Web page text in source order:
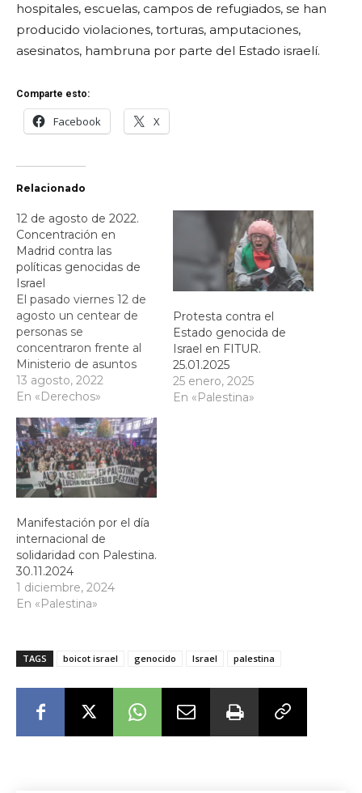
hospitales, escuelas, campos de refugiados, se han
producido violaciones, torturas, amputaciones,
asesinatos, hambruna por parte del Estado israelí.
Comparte esto:
Facebook X
Relacionado
12 de agosto de 2022.
Concentración en
Madrid contra las
políticas genocidas de
Israel
El pasado viernes 12 de
agosto un centear de
personas se
concentraron frente al
Ministerio de asuntos
exteriores en Madrid
para exigir medidas
último ataque criminal
contra la población civil
de Gaza. Los ataques de
la semana pasada
costaron la vida de 43
13 agosto, 2022
En «Derechos»
Protesta contra el
Estado genocida de
Israel en FITUR.
25.01.2025
25 enero, 2025
En «Palestina»
Manifestación por el día
internacional de
solidaridad con Palestina.
30.11.2024
1 diciembre, 2024
En «Palestina»
TAGS boicot israel genocido Israel palestina